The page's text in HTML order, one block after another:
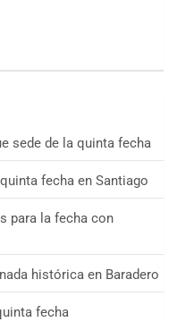
sede de la quinta fecha
fecha en Santiago
para la fecha con
histórica en Baradero
fecha